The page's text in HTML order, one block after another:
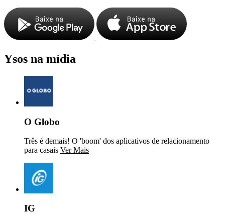
Ysos na mídia
O Globo
Três é demais! O 'boom' dos aplicativos de relacionamento
para casais Ver Mais
IG